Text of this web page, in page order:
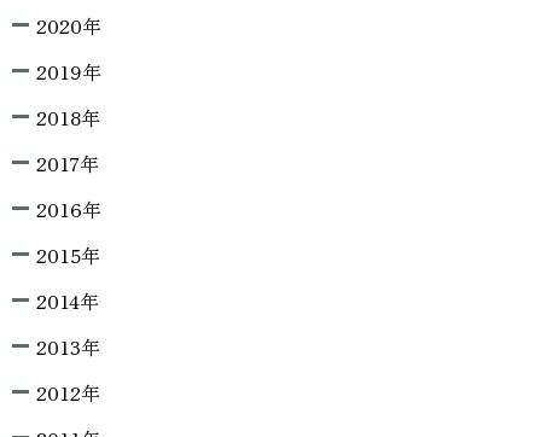
2020年
2019年
2018年
2017年
2016年
2015年
2014年
2013年
2012年